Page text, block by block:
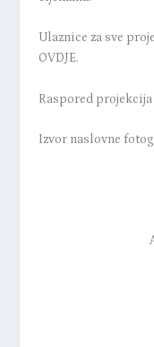
Ulaznice za sve
OVDJE.
Raspored projekcija
Izvor naslovne